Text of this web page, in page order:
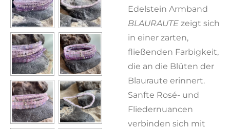
Edelstein Armband
BLAURAUTE zeigt sich
in einer zarten,
fließenden Farbigkeit,
die an die Blüten der
Blauraute erinnert.
Sanfte Rosé- und
Fliedernuancen
verbinden sich mit